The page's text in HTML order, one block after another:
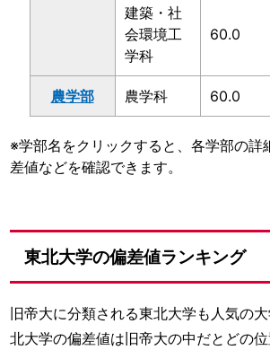
建築・社
会環境工
学科
60.0
農学部 農学科 60.0
※学部名をクリックすると、各学部の詳
差値などを確認できます。
東北大学の偏差値ランキング
旧帝大に分類される東北大学も人気の
北大学の偏差値は旧帝大の中だとどの